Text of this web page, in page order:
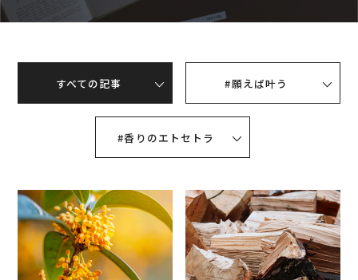
すべての記事 #願えば叶う
#香りのエトセトラ